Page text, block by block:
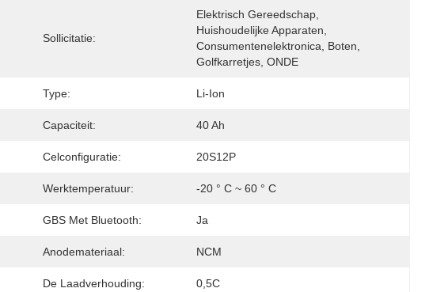
Sollicitatie:
Elektrisch Gereedschap,
Huishoudelijke Apparaten,
Consumentenelektronica, Boten,
Golfkarretjes, ONDE
Type: Li-Ion
Capaciteit: 40 Ah
Celconfiguratie: 20S12P
Werktemperatuur: -20 ° C ~ 60 ° C
GBS Met Bluetooth: Ja
Anodemateriaal: NCM
De Laadverhouding: 0,5C